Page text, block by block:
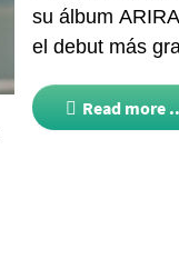
su álbum
el debut más
Read more